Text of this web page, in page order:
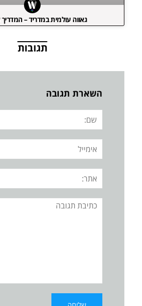
גאווה עולמית במדריד – המדריך
תגובות
השארת תגובה
שם:
אימייל
אתר:
תגובה